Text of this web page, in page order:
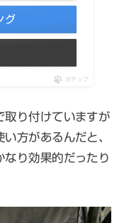
グ
ポチップ
取り付けていますが
方があるんだと、
なり効果的だったり